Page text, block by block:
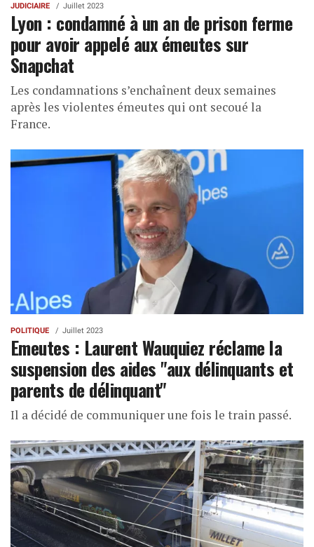
JUDICIAIRE Juillet 2023
Lyon : condamné à un an de prison ferme
pour avoir appelé aux émeutes sur
Snapchat
Les condamnations s’enchaînent deux semaines
après les violentes émeutes qui ont secoué la
France.
POLITIQUE Juillet 2023
Emeutes : Laurent Wauquiez réclame la
suspension des aides "aux délinquants et
parents de délinquant"
Il a décidé de communiquer une fois le train passé.